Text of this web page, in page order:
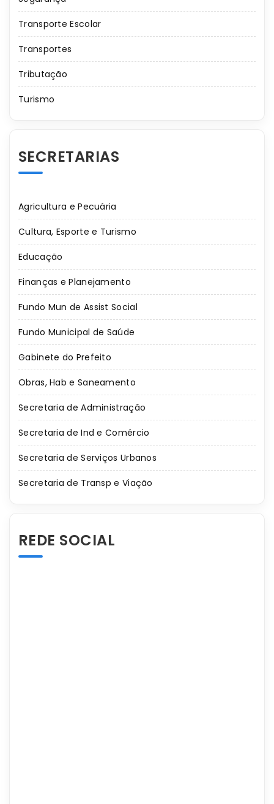
Transporte Escolar
Transportes
Tributação
Turismo
SECRETARIAS
Agricultura e Pecuária
Cultura, Esporte e Turismo
Educação
Finanças e Planejamento
Fundo Mun de Assist Social
Fundo Municipal de Saúde
Gabinete do Prefeito
Obras, Hab e Saneamento
Secretaria de Administração
Secretaria de Ind e Comércio
Secretaria de Serviços Urbanos
Secretaria de Transp e Viação
REDE SOCIAL